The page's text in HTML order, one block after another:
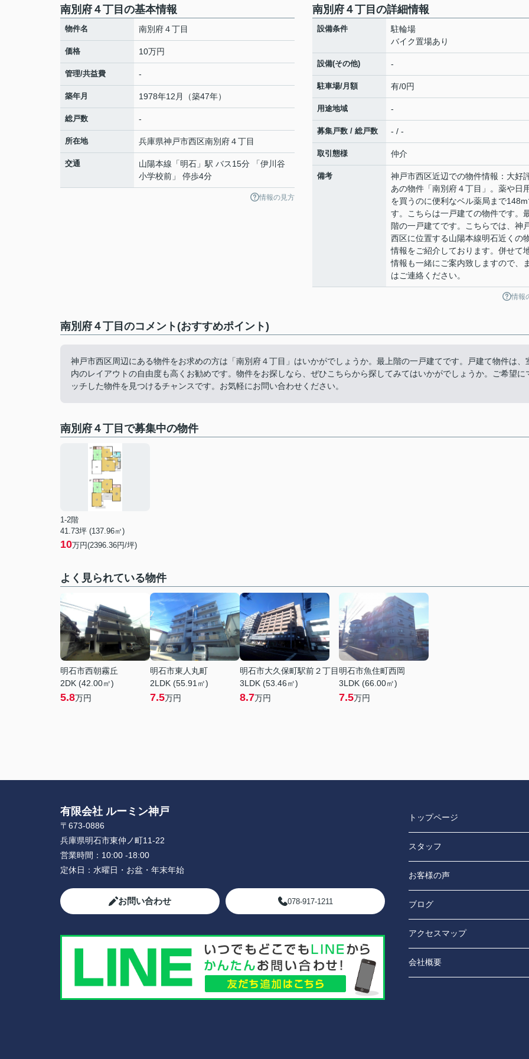
南別府４丁目の基本情報
物件名 南別府４丁目
価格 10万円
管理/共益費 -
築年月 1978年12月（築47年）
総戸数 -
所在地 兵庫県神戸市西区南別府４丁目
交通 山陽本線 「明石 」駅 バス15分 「伊川谷
小学校前」 停歩4分
情報の見方
南別府４丁目の詳細情報
設備条件
駐輪場
バイク置場あり
設備(その他) -
駐車場/月額 有/0円
用途地域 -
募集戸数 / 総戸数 - / -
取引態様 仲介
備考
神戸市西区近辺での物件情報：大好
あの物件「南別府４丁目」。薬や日
を買うのに便利なベル薬局まで
す。こちらは一戸建ての物件です。
階の一戸建てです。こちらでは、神
西区に位置する山陽本線明石近くの
情報をご紹介しております。併せて
情報も一緒にご案内致しますので、
はご連絡ください。
情報
南別府４丁目のコメント(おすすめポイント)
神戸市西区周辺にある物件をお求めの方は「南別府４丁目」はいかがでしょうか。最上階の一戸建てです。戸建て物件は、
内のレイアウトの自由度も高くお勧めです。物件をお探しなら、ぜひこちらから探してみてはいかがでしょうか。ご希望に
ッチした物件を見つけるチャンスです。お気軽にお問い合わせください。
南別府４丁目で募集中の物件
1-2階
41.73坪 (137.96㎡)
10万円(2396.36円/坪)
よく見られている物件
明石市西朝霧丘
2DK (42.00㎡)
5.8万円
明石市東人丸町
2LDK (55.91㎡)
7.5万円
明石市大久保町駅前２丁目
3LDK (53.46㎡)
8.7万円
明石市魚住町西岡
3LDK (66.00㎡)
7.5万円
有限会社 ルーミン神戸
〒673-0886
兵庫県明石市東仲ノ町11-22
営業時間： 10:00 -18:00
定休日： 水曜日・お盆・年末年始
お問い合わせ 078-917-1211
トップページ
スタッフ
お客様の声
ブログ
アクセスマップ
会社概要